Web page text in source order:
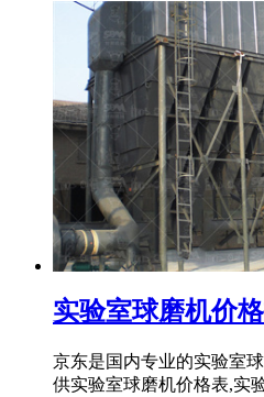
实验室球磨机价
京东是国内专业的实验室
供实验室球磨机价格表,实